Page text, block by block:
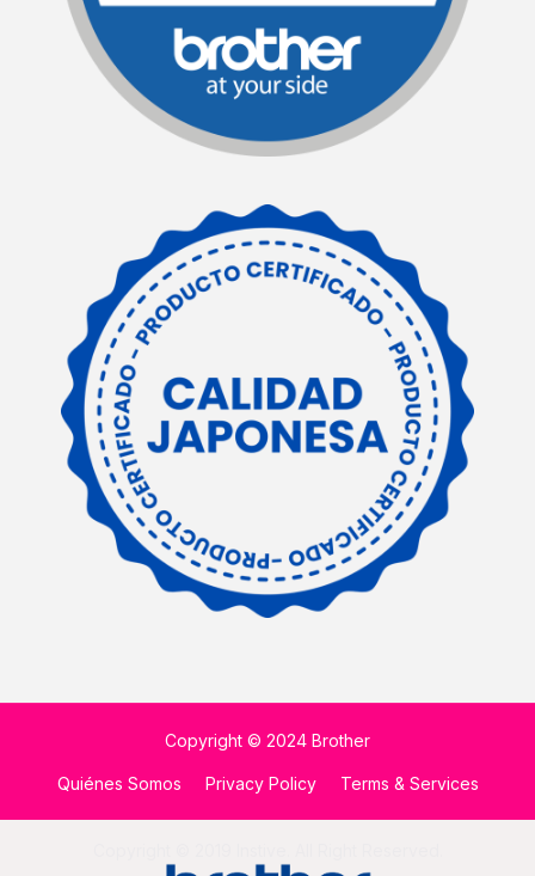
Copyright © 2024 Brother
Quiénes Somos Privacy Policy Terms & Services